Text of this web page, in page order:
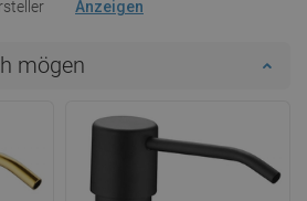
Anzeigen
mögen